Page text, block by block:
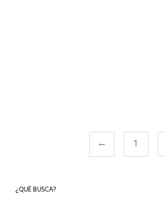
← 1
¿QUÉ BUSCA?